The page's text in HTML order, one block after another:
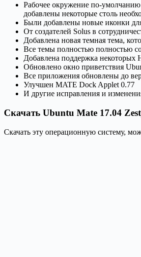
Рабочее окружение по-
добавлены некоторые столь
Были добавлены новые иконки
От создателей Solus в
Добавлена новая темная тема,
Все темы полностью полностью
Добавлена поддержка некоторых
Обновлено окно приветствия
Все приложения обновлены до
Улучшен MATE Dock Applet 0.77
И другие исправления и
Скачать Ubuntu Mate 17.04
Скачать эту операционную систему,